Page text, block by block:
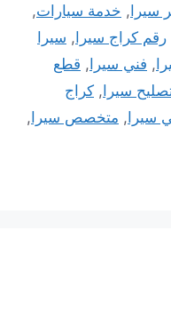
سيرا, خدمة سيارات,
رقم كراج سيرا, سيرا
, فني سيرا, قطع
سيرا, كراج
سيرا, متخصص سيرا,